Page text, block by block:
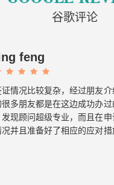
谷歌评论
feng
证情况比较复杂，经过朋友
多朋友都是在这边成功办
发现顾问超级专业，而且在
况并且准备好了相应的应对
就交上去了。没想到不到一